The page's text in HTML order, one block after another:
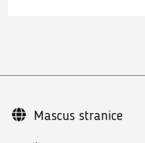
Mascus stranice